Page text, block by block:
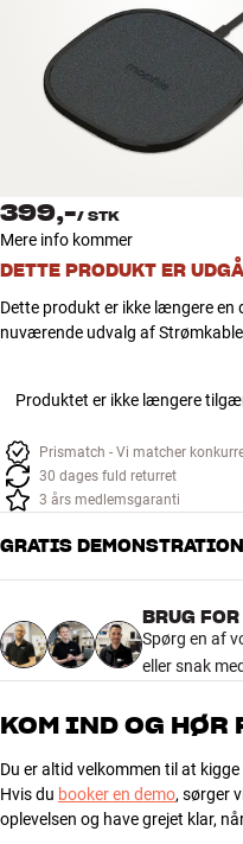
Tilbehør
INSPIRATION
MÆRKER
TILBUD
Find Butik
Kundeservice
399,-/ STK
Mere info kommer
DETTE PRODUKT ER
Dette produkt er ikke længere en
nuværende udvalg af
Produktet er ikke længere
Prismatch - Vi matcher
30 dages fuld returret
3 års medlemsgaranti
GRATIS DEMONSTRATION
BRUG
Spørg en af
eller snak
KOM IND OG HØR
Du er altid velkommen til at
Hvis du booker en demo, sørger
oplevelsen og have grejet klar,